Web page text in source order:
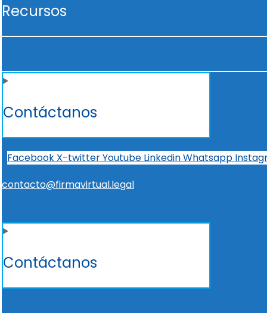
Recursos
Contáctanos
Facebook X-twitterYoutube LinkedinWhatsapp
contacto@firmavirtual.legal
Contáctanos